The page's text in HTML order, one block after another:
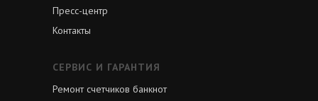
СЕРВИС И ГАРАНТИЯ
Ремонт счетчиков банкнот
Пресс-центр
Контакты